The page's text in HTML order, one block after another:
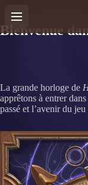
Bienvenue
La grande horloge de
apprêtons à entrer
passé et l’avenir du